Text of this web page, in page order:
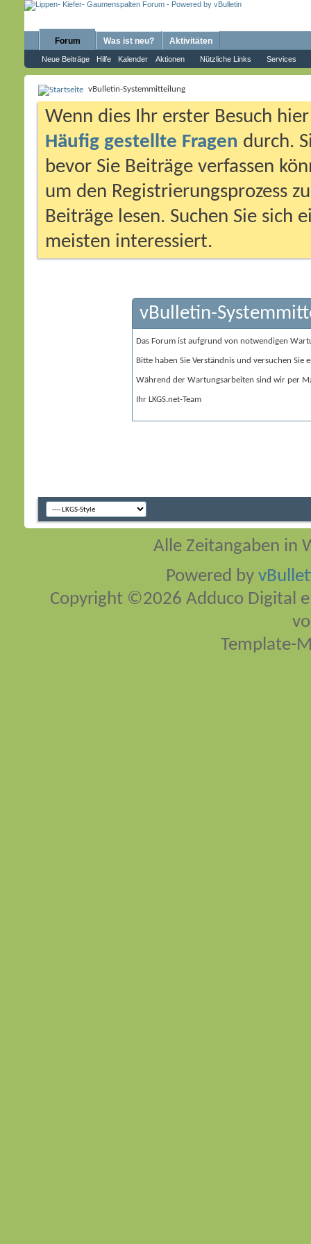
Forum
Neue Beiträge Hilfe Kalender Aktionen Nützliche Links Services
Was ist neu? Aktivitäten
vBulletin-Systemmitteilung
Wenn dies Ihr erster Besuch
Häufig gestellte Fragen durch.
bevor Sie Beiträge verfassen
um den Registrierungsprozess
Beiträge lesen. Suchen Sie sich
meisten interessiert.
vBulletin-
Das Forum ist aufgrund von notwendigen
Bitte haben Sie Verständnis und versuchen Sie
Während der Wartungsarbeiten sind wir per
Ihr LKGS.net-Team
Alle Zeitangaben in
Powered by
Copyright ©2026 Adduco Digital
Template-